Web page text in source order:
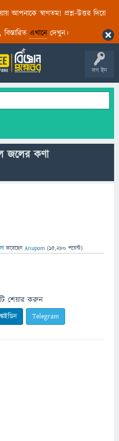
আপনাকে স্বাগতম! প্রশ্ন-উত্তর দিয়ে
এখানেদেখুন।
লগ ইন
জলের কণা
করেছেনAnupom (15,280 পয়েন্ট)
শেয়ার করুন
Telegram